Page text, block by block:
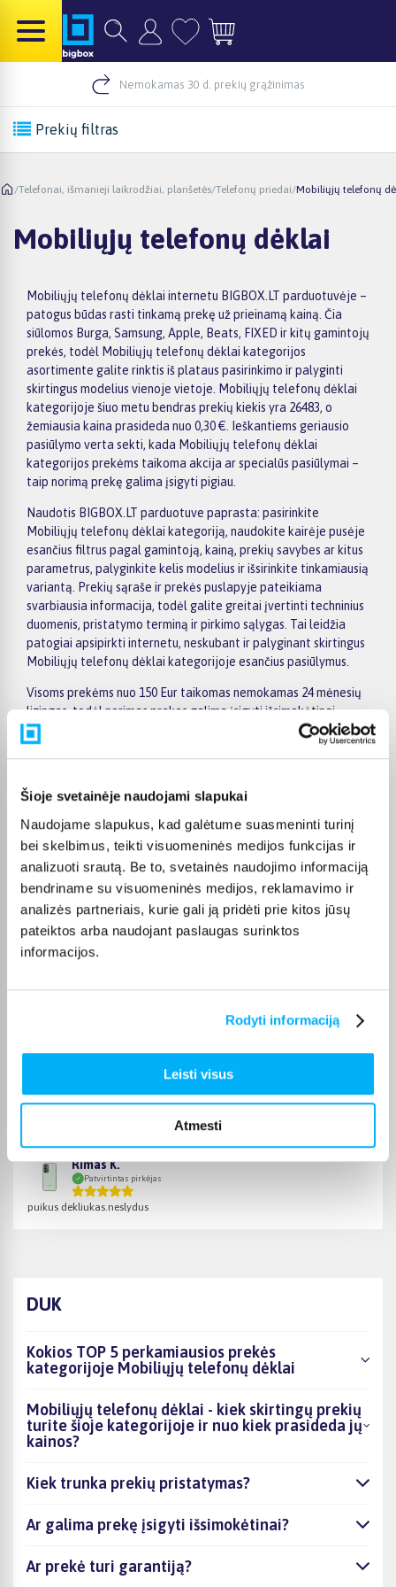
Šioje svetainėje naudojami slapukai
Naudojame slapukus, kad galėtume suasmeninti turinį
bei skelbimus, teikti visuomeninės medijos funkcijas ir
analizuoti srautą. Be to, svetainės naudojimo informaciją
bendriname su visuomeninės medijos, reklamavimo ir
analizės partneriais, kurie gali ją pridėti prie kitos jūsų
pateiktos arba naudojant paslaugas surinktos
informacijos.
Rodyti informaciją
Leisti visus
Atmesti
Nemokamas 30 d. prekių grąžinimas
Prekių filtras
/Telefonai, išmanieji laikrodžiai, planšetės/Telefonų priedai/Mobiliųjų telefonų
Mobiliųjų telefonų dėklai
Mobiliųjų telefonų dėklai internetu BIGBOX.LT parduotuvėje –
patogus būdas rasti tinkamą prekę už prieinamą kainą. Čia
siūlomos Burga, Samsung, Apple, Beats, FIXED ir kitų gamintojų
prekės, todėl Mobiliųjų telefonų dėklai kategorijos
asortimente galite rinktis iš plataus pasirinkimo ir palyginti
skirtingus modelius vienoje vietoje. Mobiliųjų telefonų dėklai
kategorijoje šiuo metu bendras prekių kiekis yra 26483, o
žemiausia kaina prasideda nuo 0,30 €. Ieškantiems geriausio
pasiūlymo verta sekti, kada Mobiliųjų telefonų dėklai
kategorijos prekėms taikoma akcija ar specialūs pasiūlymai –
taip norimą prekę galima įsigyti pigiau.
Naudotis BIGBOX.LT parduotuve paprasta: pasirinkite
Mobiliųjų telefonų dėklai kategoriją, naudokite kairėje pusėje
esančius filtrus pagal gamintoją, kainą, prekių savybes ar kitus
parametrus, palyginkite kelis modelius ir išsirinkite tinkamiausią
variantą. Prekių sąraše ir prekės puslapyje pateikiama
svarbiausia informacija, todėl galite greitai įvertinti techninius
duomenis, pristatymo terminą ir pirkimo sąlygas. Tai leidžia
patogiai apsipirkti internetu, neskubant ir palyginant skirtingus
Mobiliųjų telefonų dėklai kategorijoje esančius pasiūlymus.
Visoms prekėms nuo 150 Eur taikomas nemokamas 24 mėnesių
lizingas, todėl norimas prekes galima įsigyti išsimokėtinai.
Pristatymas visoje Lietuvoje į paštomatus kainuoja nuo 2,29 €,
o užsakymams nuo 499 € pristatymas į paštomatą nemokamas;
paprastai pristatomos per 1–2 darbo dienas, o tikslus
kiekvienos prekės pristatymo terminas nurodytas jos
puslapyje.
Tinkamą prekę iš Mobiliųjų telefonų dėklai kategorijos
pristatysime per nurodytą terminą, o jei pageidausite
užsakymą atsiimti patys, atitinkamai pažymėtas prekes
galėsite atsiimti mūsų biure Kaune.
Pirkėjų atsiliepimai apie prekes
Kokybiska preke ,atlieka savo funkcija .
Rimas K.
Patvirtintas pirkėjas
puikus dekliukas.neslydus
DUK
Kokios TOP 5 perkamiausios prekės
kategorijoje Mobiliųjų telefonų dėklai
Mobiliųjų telefonų dėklai - kiek skirtingų prekių
turite šioje kategorijoje ir nuo kiek prasideda jų
kainos?
Kiek trunka prekių pristatymas?
Ar galima prekę įsigyti išsimokėtinai?
Ar prekė turi garantiją?